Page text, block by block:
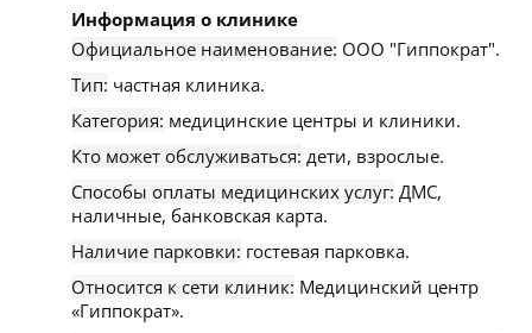
Информация о клинике
Официальное наименование: ООО "Гиппократ".
Тип: частная клиника.
Категория: медицинские центры и клиники.
Кто может обслуживаться: дети, взрослые.
Способы оплаты медицинских услуг: ДМС,
наличные, банковская карта.
Наличие парковки: гостевая парковка.
Относится к сети клиник: Медицинский центр
«Гиппократ».